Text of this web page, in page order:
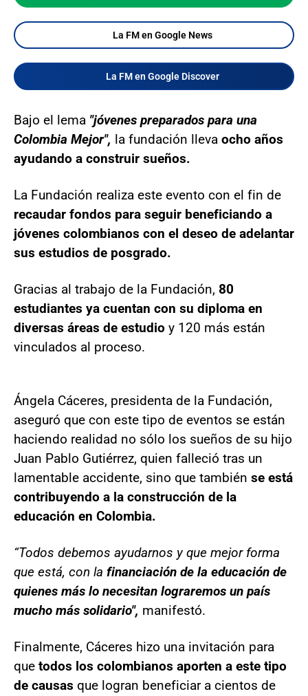
La FM en Google News
La FM en Google Discover
Bajo el lema "jóvenes preparados para una
Colombia Mejor", la fundación lleva ocho años
ayudando a construir sueños.
La Fundación realiza este evento con el fin de
recaudar fondos para seguir beneficiando a
jóvenes colombianos con el deseo de adelantar
sus estudios de posgrado.
Gracias al trabajo de la Fundación, 80
estudiantes ya cuentan con su diploma en
diversas áreas de estudio y 120 más están
vinculados al proceso.
Ángela Cáceres, presidenta de la Fundación,
aseguró que con este tipo de eventos se están
haciendo realidad no sólo los sueños de su hijo
Juan Pablo Gutiérrez, quien falleció tras un
lamentable accidente, sino que también se está
contribuyendo a la construcción de la
educación en Colombia.
“Todos debemos ayudarnos y que mejor forma
que está, con la financiación de la educación de
quienes más lo necesitan lograremos un país
mucho más solidario", manifestó.
Finalmente, Cáceres hizo una invitación para
que todos los colombianos aporten a este tipo
de causas que logran beneficiar a cientos de